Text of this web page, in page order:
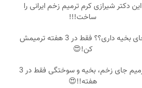
این دکتر شیرازی کرم ترمیم زخم ایرانی را
ساخت!!!
جای بخیه داری؟؟ فقط در 3 هفته ترمیمش
کن!😍
ترمیم جای زخم، بخیه و سوختگی فقط در 3
هفته!!😍